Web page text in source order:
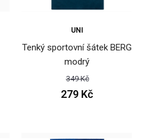
šátek nabízející mnoho způsobů
UNI
Tenký sportovní šátek BERG
modrý
349 Kč
279 Kč